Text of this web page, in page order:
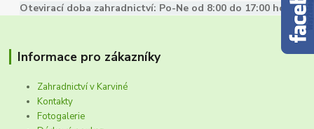
Otevirací doba zahradnictví: Po-Ne od 8:00 do 17:00 hod.
Informace pro zákazníky
Zahradnictví v Karviné
Kontakty
Fotogalerie